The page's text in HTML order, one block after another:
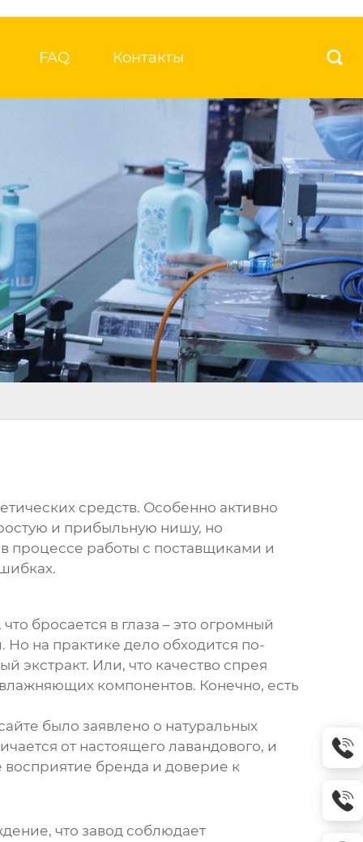
FAQ Контакты 
средств. Особенно активно
и прибыльную нишу, но
процессе работы с поставщиками и
бросается в глаза – это огромный
Но на практике дело обходится по-
экстракт. Или, что качество спрея
компонентов. Конечно, есть
было заявлено о натуральных
от настоящего лавандового, и
бренда и доверие к
что завод соблюдает